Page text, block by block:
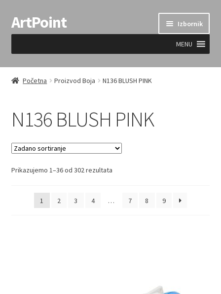
Preskoči
na
Skoči
do
ArtPoint Izbornik
MENU
Uvjeti prodaje
Početna Proizvod Boja N136 BLUSH PINK
N136 BLUSH PINK
Prikazujemo 1–36 od 302 rezultata
1 2 3 4 … 7 8 9